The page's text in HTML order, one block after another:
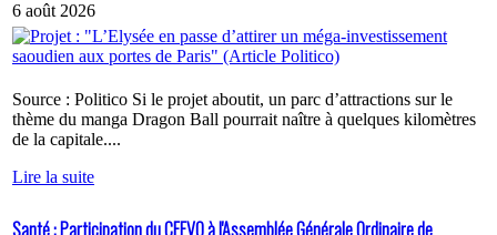
6 août 2026
Source : Politico Si le projet aboutit, un parc d’attractions sur le
thème du manga Dragon Ball pourrait naître à quelques kilomètres
de la capitale....
Lire la suite